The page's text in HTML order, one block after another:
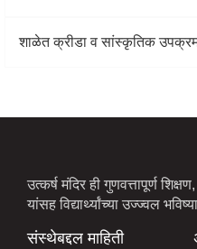
शाळेत क्रीडा व सांस्कृतिक
उत्कर्ष मंदिर ही गुणवत्तापूर्ण
यांसह विद्यार्थ्यांच्या उज्ज्वल
संस्थेबद्दल माहिती